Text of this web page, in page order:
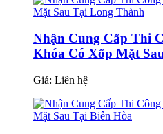
Nhận Cung Cấp Thi
Khóa Có Xốp Mặt
Giá: Liên hệ